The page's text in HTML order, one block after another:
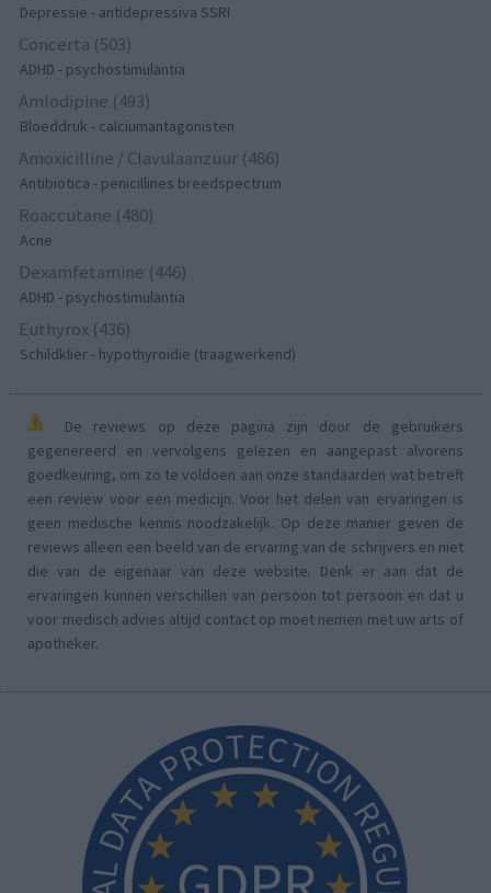
Depressie - antidepressiva SSRI
Concerta (503)
ADHD - psychostimulantia
Amlodipine (493)
Bloeddruk - calciumantagonisten
Amoxicilline / Clavulaanzuur (486)
Antibiotica - penicillines breedspectrum
Roaccutane (480)
Acne
Dexamfetamine (446)
ADHD - psychostimulantia
Euthyrox (436)
Schildklier - hypothyroidie (traagwerkend)
De reviews op deze pagina zijn door de gebruikers
gegenereerd en vervolgens gelezen en aangepast alvorens
goedkeuring, om zo te voldoen aan onze standaarden wat betreft
een review voor een medicijn. Voor het delen van ervaringen is
geen medische kennis noodzakelijk. Op deze manier geven de
reviews alleen een beeld van de ervaring van de schrijvers en niet
die van de eigenaar van deze website. Denk er aan dat de
ervaringen kunnen verschillen van persoon tot persoon en dat u
voor medisch advies altijd contact op moet nemen met uw arts of
apotheker.